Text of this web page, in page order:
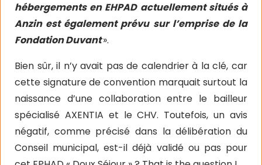
hébergements en EHPAD actuellement situés à
Anzin est également prévu sur l’emprise de la
Fondation Duvant».
Bien sûr, il n’y avait pas de calendrier à la clé, car
cette signature de convention marquait surtout la
naissance d’une collaboration entre le bailleur
spécialisé AXENTIA et le CHV. Toutefois, un avis
négatif, comme précisé dans la délibération du
Conseil municipal, est-il déjà validé ou pas pour